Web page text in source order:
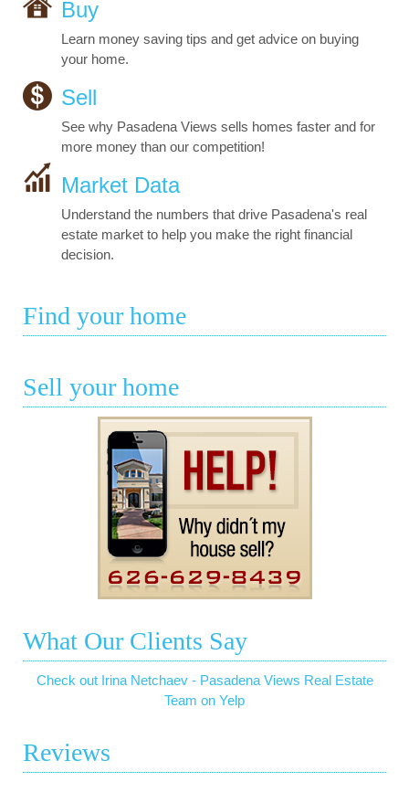
Buy
Learn money saving tips and get advice on buying
your home.
Sell
See why Pasadena Views sells homes faster and for
more money than our competition!
Market Data
Understand the numbers that drive Pasadena's real
estate market to help you make the right financial
decision.
Find your home
Sell your home
What Our Clients Say
Check out Irina Netchaev - Pasadena Views Real Estate
Team on Yelp
Reviews